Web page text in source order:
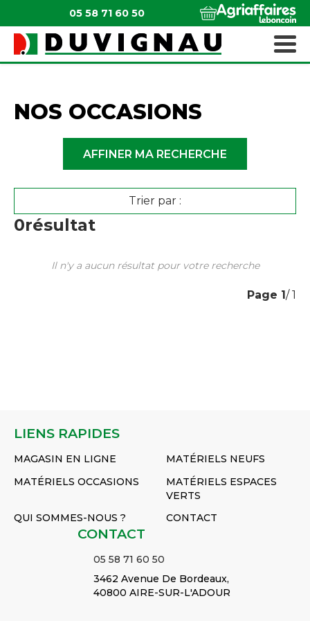
05 58 71 60 50
NOS OCCASIONS
0résultat
Trier par :
AFFINER MA RECHERCHE
Il n'y a aucun résultat pour votre recherche
Page 1 / 1
LIENS RAPIDES
MAGASIN EN LIGNE
MATÉRIELS NEUFS
MATÉRIELS OCCASIONS
MATÉRIELS ESPACES
VERTS
QUI SOMMES-NOUS ?
CONTACT
CONTACT
05 58 71 60 50
3462 Avenue De Bordeaux,
40800 AIRE-SUR-L'ADOUR